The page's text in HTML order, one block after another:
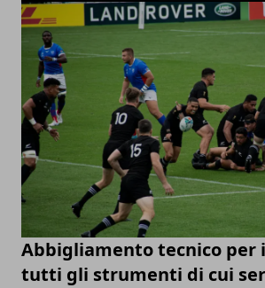
Abbigliamento tecnico per
tutti gli strumenti di cui